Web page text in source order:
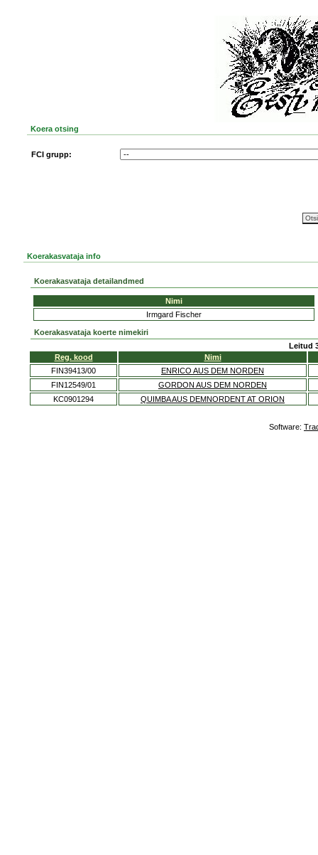
Koera otsing
FCI grupp:
Koerakasvataja info
Koerakasvataja detailandmed
Nimi
Irmgard Fischer
Koerakasvataja koerte nimekiri
Leitud
Reg. kood
Nimi
FIN39413/00
ENRICO AUS DEM NORDEN
FIN12549/01
GORDON AUS DEM NORDEN
KC0901294
QUIMBA AUS DEMNORDENT AT ORION
Software: